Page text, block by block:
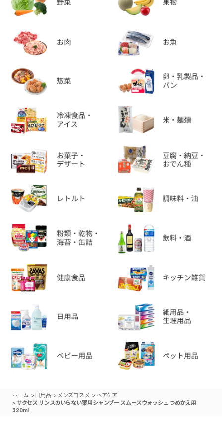
ホーム > 日用品 > メンズコスメ > ヘアケア
> サクセス リンスのいらない薬用シャンプー スムースウォッシュ つめかえ用
320ml